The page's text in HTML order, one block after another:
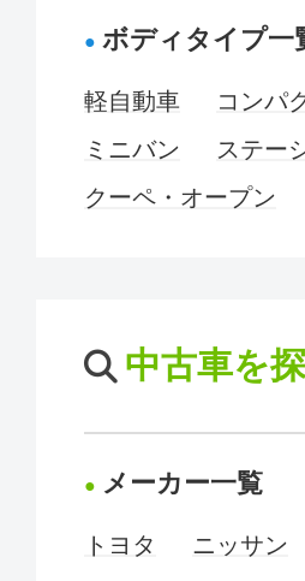
ボディタイプ一
軽自動車
コンパ
ミニバン
ステー
クーペ・オープン
中古車を
メーカー一覧
トヨタ ニッサン